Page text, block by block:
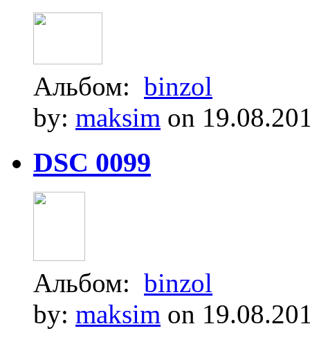
Альбом: binzol
by: maksim on
DSC 0099
Альбом: binzol
by: maksim on